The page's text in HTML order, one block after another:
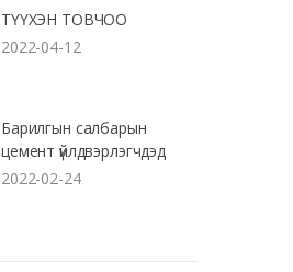
ТҮҮХЭН ТОВЧОО
2022-04-12
Барилгын салбарын
цемент үйлдвэрлэгчдэд
2022-02-24